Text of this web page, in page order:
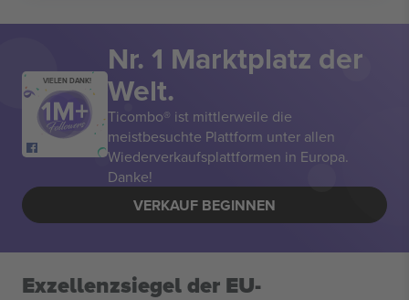
VIELEN DANK!
Nr. 1 Marktplatz der
Welt.
Ticombo® ist mittlerweile die
meistbesuchte Plattform unter allen
Wiederverkaufsplattformen in Europa.
Danke!
VERKAUF BEGINNEN
Exzellenzsiegel der EU-